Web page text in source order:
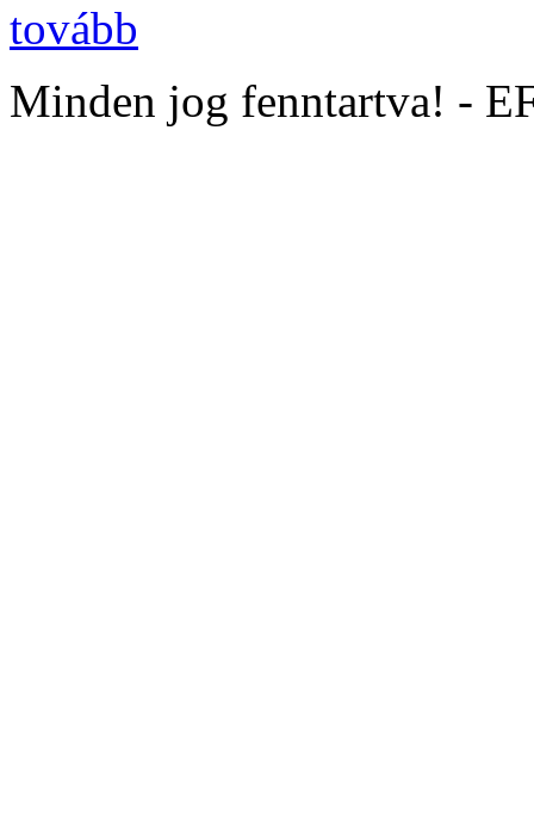
tovább
Minden jog fenntartva! -